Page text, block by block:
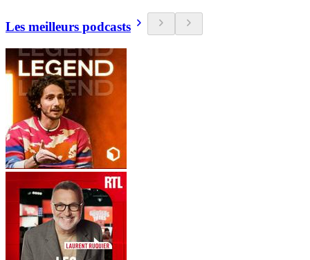
Les meilleurs podcasts